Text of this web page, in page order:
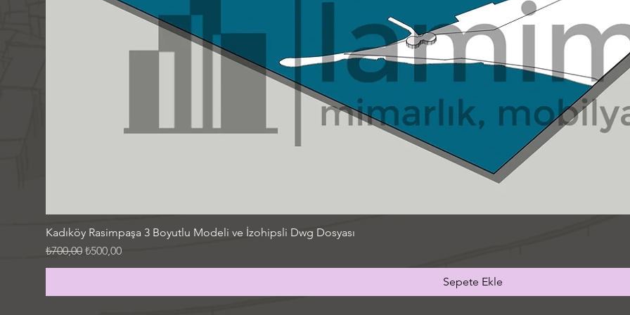
Kadıköy Rasimpaşa 3 Boyutlu Modeli ve İzohipsli Dwg Dosyası
Normal Fiyat
₺700,00 İndirimli Fiyat
₺500,00
Sepete Ekle